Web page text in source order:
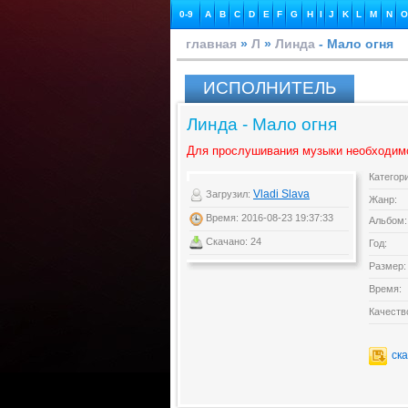
0-9 A B C D E F G H I J K L M N O
главная » Л » Линда - Мало огня
ИСПОЛНИТЕЛЬ
Линда - Мало огня
Для прослушивания музыки
Загрузил: Vladi Slava
Время: 2016-08-23 19:37:33
Скачано: 24
Жанр:
Альбом:
Год:
Размер:
Время: